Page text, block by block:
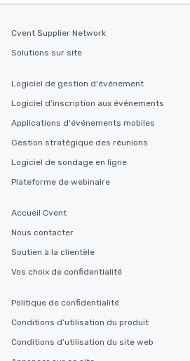
Cvent Supplier Network
Solutions sur site
Logiciel de gestion d'événement
Logiciel d'inscription aux événements
Applications d'événements mobiles
Gestion stratégique des réunions
Logiciel de sondage en ligne
Plateforme de webinaire
Accueil Cvent
Nous contacter
Soutien à la clientèle
Vos choix de confidentialité
Politique de confidentialité
Conditions d’utilisation du produit
Conditions d’utilisation du site web